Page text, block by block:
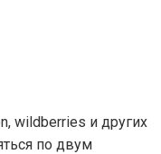
wildberries и других
по двум